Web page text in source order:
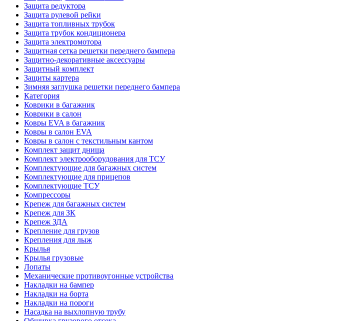
Защита редуктора
Защита рулевой рейки
Защита топливных трубок
Защита трубок кондиционера
Защита электромотора
Защитная сетка решетки переднего бампера
Защитно-декоративные аксессуары
Защитный комплект
Защиты картера
Зимняя заглушка решетки переднего бампера
Категория
Коврики в багажник
Коврики в салон
Ковры EVA в багажник
Ковры в салон EVA
Ковры в салон с текстильным кантом
Комплект защит днища
Комплект электрооборудования для ТСУ
Комплектующие для багажных систем
Комплектующие для прицепов
Комплектующие ТСУ
Компрессоры
Крепеж для багажных систем
Крепеж для ЗК
Крепеж ЗДА
Крепление для грузов
Крепления для лыж
Крылья
Крылья грузовые
Лопаты
Механические противоугонные устройства
Накладки на бампер
Накладки на борта
Накладки на пороги
Насадка на выхлопную трубу